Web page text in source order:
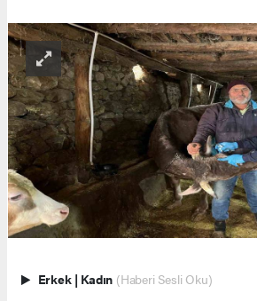
Erkek | Kadın (Haberi Sesli Oku)